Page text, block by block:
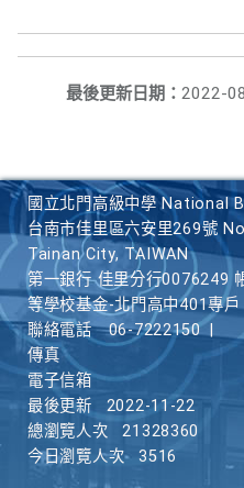
最後更新日期： 2022-
國立北門高級中學 National
台南市佳里區六安里269號
Tainan City, TAIWAN
第一銀行 佳里分行0076249
等學校基金-北門高中401專
聯絡電話
06-7222150
傳真
電子信箱
最後更新
2022-11-22
總瀏覽人次
21328360
今日瀏覽人次
3516